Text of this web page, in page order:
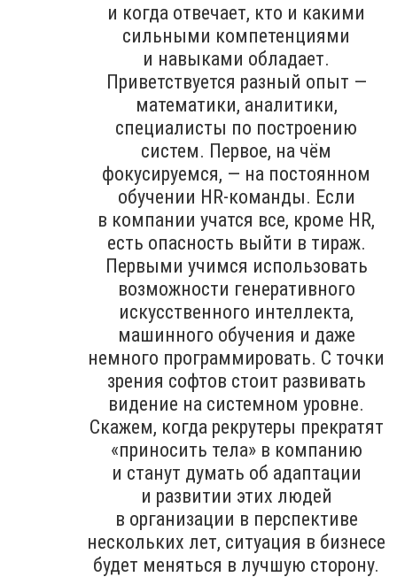
и когда отвечает, кто и какими
сильными компетенциями
и навыками обладает.
Приветствуется разный опыт —
математики, аналитики,
специалисты по построению
систем. Первое, на чём
фокусируемся, — на постоянном
обучении HR-команды. Если
в компании учатся все, кроме HR,
есть опасность выйти в тираж.
Первыми учимся использовать
возможности генеративного
искусственного интеллекта,
машинного обучения и даже
немного программировать. С точки
зрения софтов стоит развивать
видение на системном уровне.
Скажем, когда рекрутеры прекратят
«приносить тела» в компанию
и станут думать об адаптации
и развитии этих людей
в организации в перспективе
нескольких лет, ситуация в бизнесе
будет меняться в лучшую сторону.